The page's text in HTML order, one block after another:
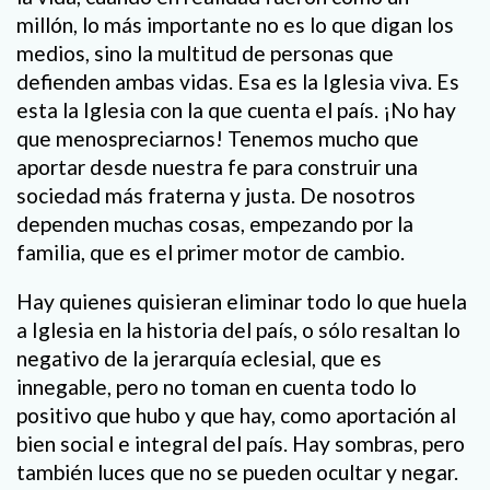
millón, lo más importante no es lo que digan los
medios, sino la multitud de personas que
defienden ambas vidas. Esa es la Iglesia viva. Es
esta la Iglesia con la que cuenta el país. ¡No hay
que menospreciarnos! Tenemos mucho que
aportar desde nuestra fe para construir una
sociedad más fraterna y justa. De nosotros
dependen muchas cosas, empezando por la
familia, que es el primer motor de cambio.
Hay quienes quisieran eliminar todo lo que huela
a Iglesia en la historia del país, o sólo resaltan lo
negativo de la jerarquía eclesial, que es
innegable, pero no toman en cuenta todo lo
positivo que hubo y que hay, como aportación al
bien social e integral del país. Hay sombras, pero
también luces que no se pueden ocultar y negar.